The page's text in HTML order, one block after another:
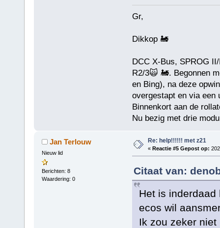
Gr,
Dikkop 🚂
DCC X-Bus, SPROG
R2/3🙀 🚂. Begonnen
en Bing), na deze
overgestapt en via een
Binnenkort aan de
Nu bezig met drie
Jan Terlouw
Nieuw lid
Berichten: 8
Waardering: 0
Re: help!!!!!! met z21
« Reactie #5 Gepost op:
Citaat van:
Het is
ecos wil
Ik zou zeker